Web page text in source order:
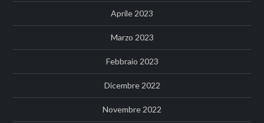
Aprile 2023
Marzo 2023
Febbraio 2023
Dicembre 2022
Novembre 2022